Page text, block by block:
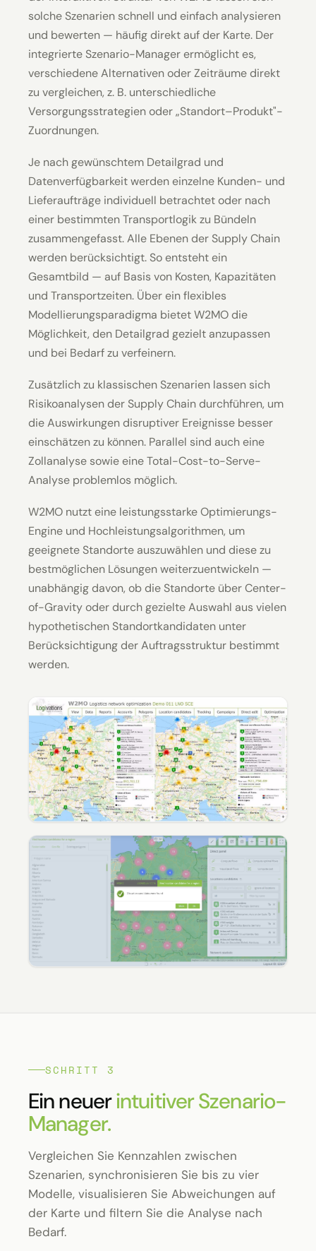
solche Szenarien schnell und einfach analysieren
und bewerten — häufig direkt auf der Karte. Der
integrierte Szenario-Manager ermöglicht es,
verschiedene Alternativen oder Zeiträume direkt
zu vergleichen, z. B. unterschiedliche
Versorgungsstrategien oder „Standort–Produkt"-
Zuordnungen.
Je nach gewünschtem Detailgrad und
Datenverfügbarkeit werden einzelne Kunden- und
Lieferaufträge individuell betrachtet oder nach
einer bestimmten Transportlogik zu Bündeln
zusammengefasst. Alle Ebenen der Supply Chain
werden berücksichtigt. So entsteht ein
Gesamtbild — auf Basis von Kosten, Kapazitäten
und Transportzeiten. Über ein flexibles
Modellierungsparadigma bietet W2MO die
Möglichkeit, den Detailgrad gezielt anzupassen
und bei Bedarf zu verfeinern.
Zusätzlich zu klassischen Szenarien lassen sich
Risikoanalysen der Supply Chain durchführen, um
die Auswirkungen disruptiver Ereignisse besser
einschätzen zu können. Parallel sind auch eine
Zollanalyse sowie eine Total-Cost-to-Serve-
Analyse problemlos möglich.
W2MO nutzt eine leistungsstarke Optimierungs-
Engine und Hochleistungsalgorithmen, um
geeignete Standorte auszuwählen und diese zu
bestmöglichen Lösungen weiterzuentwickeln —
unabhängig davon, ob die Standorte über Center-
of-Gravity oder durch gezielte Auswahl aus vielen
hypothetischen Standortkandidaten unter
Berücksichtigung der Auftragsstruktur bestimmt
werden.
SCHRITT 3
Ein neuerintuitiver Szenario-
Manager.
Vergleichen Sie Kennzahlen zwischen
Szenarien, synchronisieren Sie bis zu vier
Modelle, visualisieren Sie Abweichungen auf
der Karte und filtern Sie die Analyse nach
Bedarf.